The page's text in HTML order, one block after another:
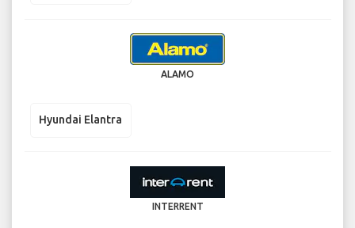
ALAMO
Hyundai Elantra
INTERRENT